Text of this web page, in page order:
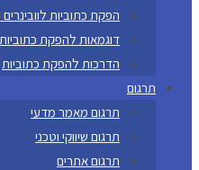
הפקת כתוביות
דוגמאות להפקת כתוביות
הדרכות להפקת כתוביות
תרגום
תרגום מאמר מדעי
תרגום שיווקי וטכני
תרגום אתרים